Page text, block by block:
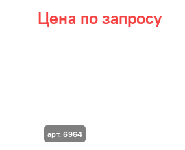
Цена по запросу
арт. 6964